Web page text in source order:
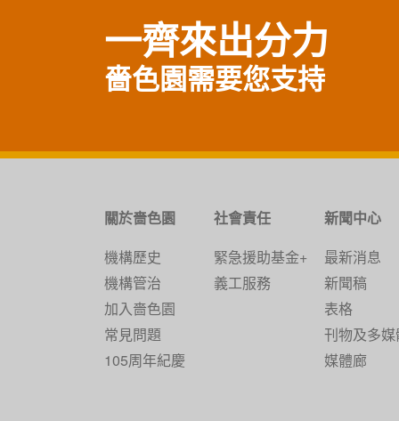
一齊來出分力
嗇色園需要您支持
關於嗇色園
機構歷史
機構管治
加入嗇色園
常見問題
105周年紀慶
社會責任
緊急援助基金+
義工服務
新聞中心
最新消息
新聞稿
表格
刊物及多媒
媒體廊